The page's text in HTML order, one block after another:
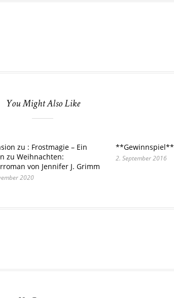
You Might Also Like
zu : Frostmagie – Ein
zu Weihnachten:
von Jennifer J. Grimm
2020
**Gewinnspiel**
2. September 2016